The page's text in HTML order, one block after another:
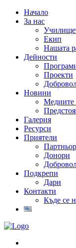
Начало
За нас
Екип
Нашата
Дейности
Проекти
Новини
Медиите
Галерия
Ресурси
Приятели
Донори
Подкрепи
Дари
Контакти
Къде се